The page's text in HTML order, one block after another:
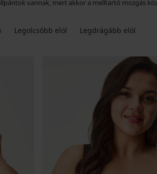
vannak, mert akkor a melltartó mozgás
Legolcsóbb elöl Legdrágább elöl